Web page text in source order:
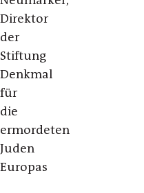
Direktor
der
Stiftung
Denkmal
für
die
ermordeten
Juden
Europas